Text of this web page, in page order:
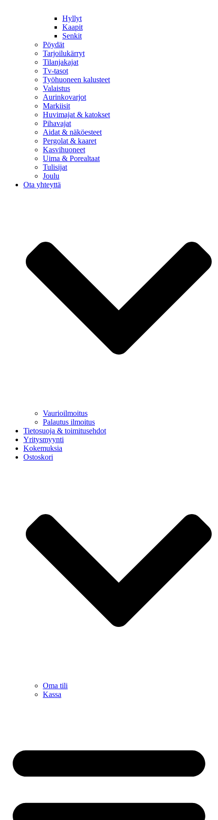
Hyllyt
Kaapit
Senkit
Pöydät
Tarjoilukärryt
Tilanjakajat
Tv-tasot
Työhuoneen kalusteet
Valaistus
Aurinkovarjot
Markiisit
Huvimajat & katokset
Pihavajat
Aidat & näköesteet
Pergolat & kaaret
Kasvihuoneet
Uima & Porealtaat
Tulisijat
Joulu
Ota yhteyttä
Vaurioilmoitus
Palautus ilmoitus
Tietosuoja & toimitusehdot
Yritysmyynti
Kokemuksia
Ostoskori
Oma tili
Kassa